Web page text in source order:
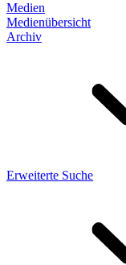
Medien
Medienübersicht
Archiv
Erweiterte Suche